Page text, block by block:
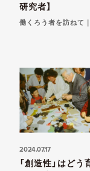
研究者】
働くろう者を訪ねて
2024.07.17
「創造性」はどう